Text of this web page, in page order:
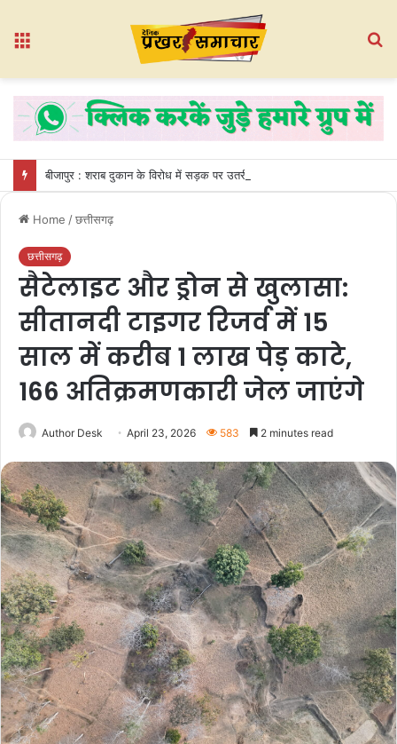
Home /छत्तीसगढ़
छत्तीसगढ़
सैटेलाइट और ड्रोन से खुलासा:
सीतानदी टाइगर रिजर्व में 15
साल में करीब 1 लाख पेड़ काटे,
166 अतिक्रमणकारी जेल जाएंगे
Author Desk April 23, 2026 583 2 minutes read